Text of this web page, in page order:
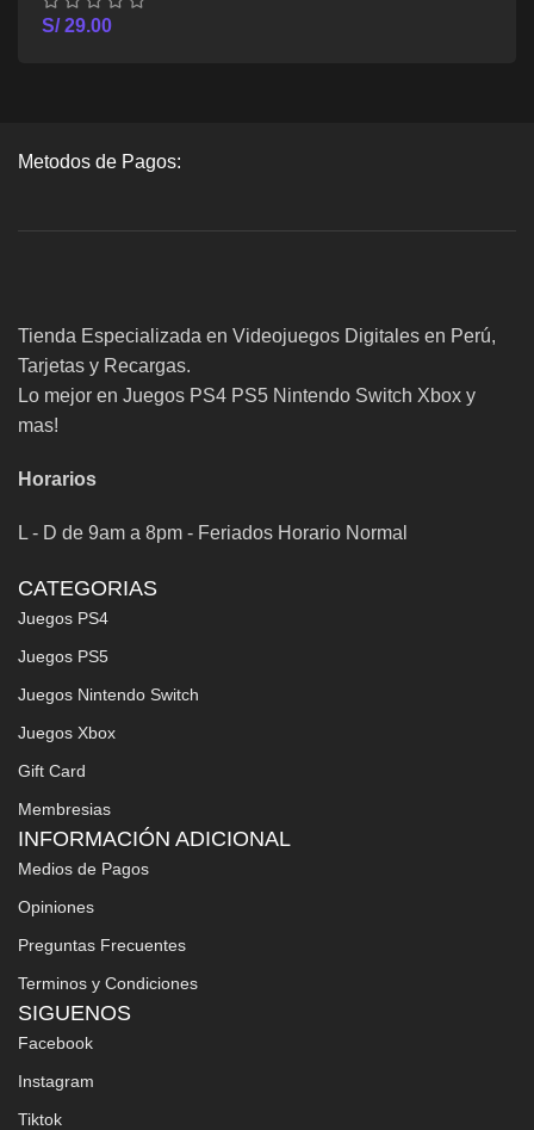
S/29.00
Metodos de Pagos:
Tienda Especializada en Videojuegos Digitales en Perú,
Tarjetas y Recargas.
Lo mejor en Juegos PS4 PS5 Nintendo Switch Xbox y
mas!
Horarios
L - D de 9am a 8pm - Feriados Horario Normal
CATEGORIAS
Juegos PS4
Juegos PS5
Juegos Nintendo Switch
Juegos Xbox
Gift Card
Membresias
INFORMACIÓN ADICIONAL
Medios de Pagos
Opiniones
Preguntas Frecuentes
Terminos y Condiciones
SIGUENOS
Facebook
Instagram
Tiktok